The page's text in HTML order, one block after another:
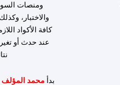
ومنصات
والاختبار،
كافة الأكواد
عند حدث أو
بدأمحمد المؤلف